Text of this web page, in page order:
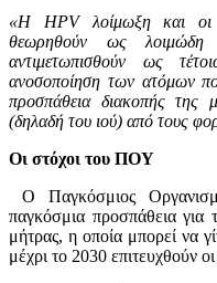
«H HPV λοίμωξη και οι
θεωρηθούν ως
αντιμετωπισθούν ως
ανοσοποίηση των ατόμων
προσπάθεια διακοπής της
(δηλαδή του ιού) από τους
Οι στόχοι του ΠΟΥ
Ο Παγκόσμιος
παγκόσμια προσπάθεια για
μήτρας, η οποία μπορεί να
μέχρι το 2030 επιτευχθούν